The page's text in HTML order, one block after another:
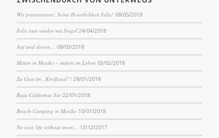
Wir präsentieren: Seine H-errlichkeit Felix! 08/05/2018
Felix nun wieder mit Siegel 24/04/2018
Auf und davon… 08/03/2018
Mitten in Mexiko – mitten im Leben 03/02/2018
Zu Gast im „Kreißsaal“! 28/01/2018
Baja California Sur 22/01/2018
Beach-Camping in Mexiko 10/01/2018
No easy life without snow… 13/12/2017